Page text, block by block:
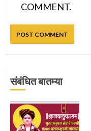
COMMENT.
संबंधित बातम्या